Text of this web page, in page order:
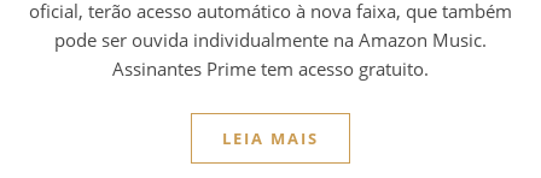
oficial, terão acesso automático à nova faixa, que também
pode ser ouvida individualmente na Amazon Music.
Assinantes Prime tem acesso gratuito.
LEIA MAIS